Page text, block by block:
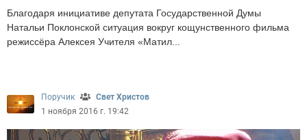
Благодаря инициативе депутата Государственной Думы
Натальи Поклонской ситуация вокруг кощунственного фильма
режиссёра Алексея Учителя «Матил...
Поручик
Свет Христов
1 ноября 2016 г. 19:42